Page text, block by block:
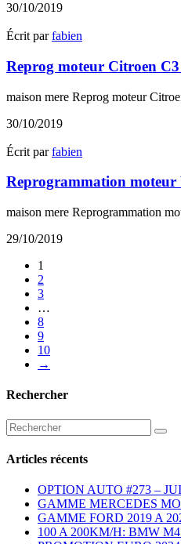
30/10/2019
Écrit parfabien
Reprog moteur Citroen
maison mere Reprog moteur
30/10/2019
Écrit parfabien
Reprogrammation
maison mere Reprogrammation
29/10/2019
1
2
3
…
8
9
10
→
Rechercher
Articles récents
OPTION AUTO #273 –
GAMME MERCEDES
GAMME FORD 2019 A
100 A 200KM/H: BMW